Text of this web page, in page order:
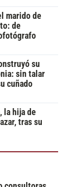
marido de
de
su
sin talar
cuñado
la hija de
tras su